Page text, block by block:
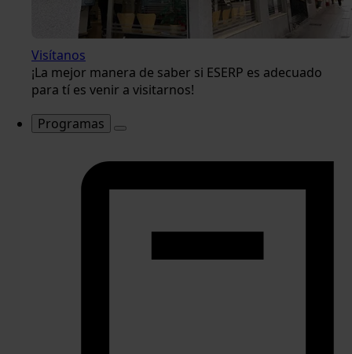
Visítanos
¡La mejor manera de saber si ESERP es adecuado
para tí es venir a visitarnos!
Programas